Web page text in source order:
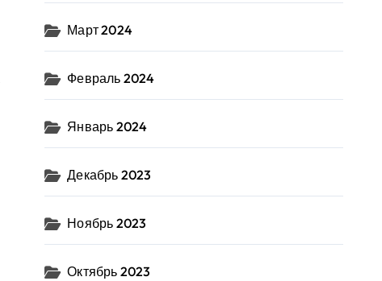
Март 2024
Февраль 2024
Январь 2024
Декабрь 2023
Ноябрь 2023
Октябрь 2023